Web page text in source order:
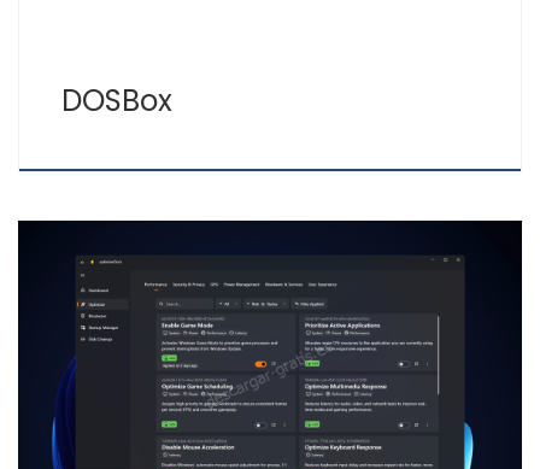
DOSBox
Esta aplicación es una herramienta para optimizar
Windows, con ella puedes realizar cambios en tu
Windows para mejorar tu sistema, aunque los cambios
se pueden realizar manualmente, Optimizar Duck te
facilita el conocimiento y realización de los cambios de
modo rápido, seguro y sencillo. Optimizer Duck realiza
modificaciones en el […]